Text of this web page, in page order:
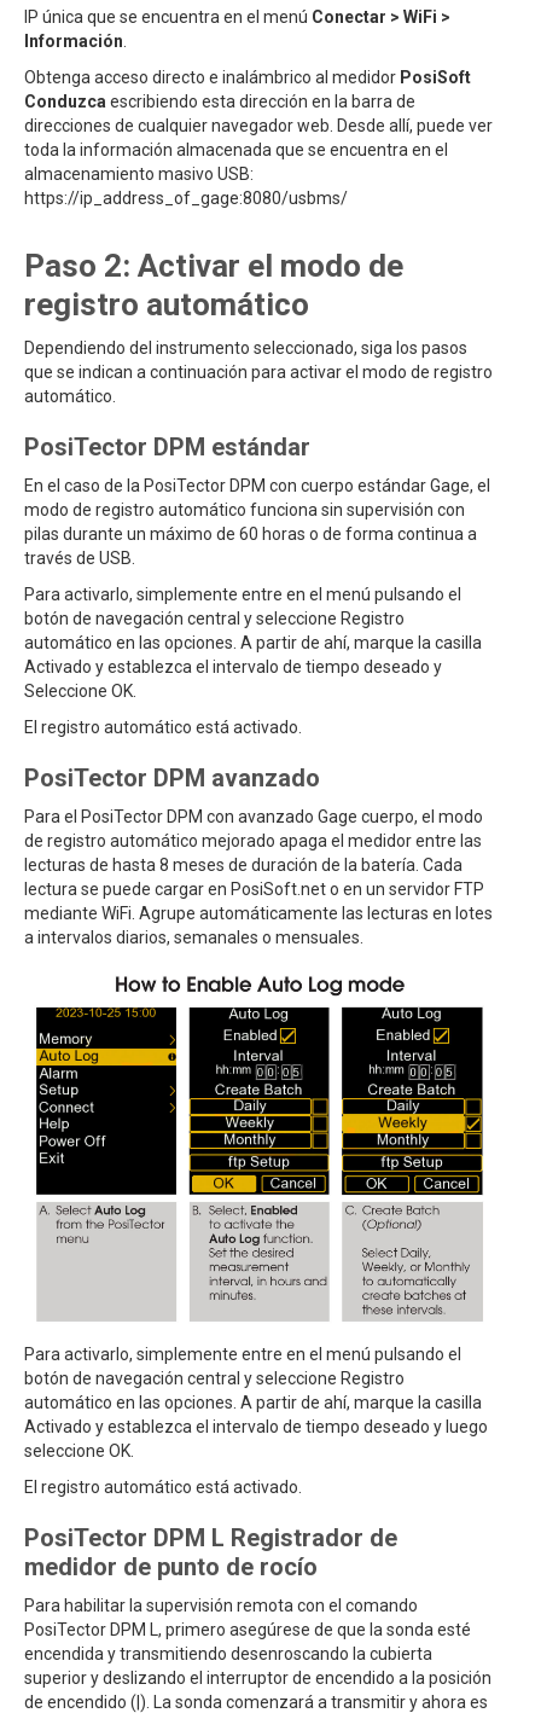
IP única que se encuentra en el menú Conectar > WiFi >
Información
Obtenga acceso directo e inalámbrico al medidor PosiSoft
Conduzca escribiendo esta dirección en la barra de
direcciones de cualquier navegador web. Desde allí, puede ver
toda la información almacenada que se encuentra en el
almacenamiento masivo USB:
https://ip_address_of_gage:8080/usbms/
Paso 2: Activar el modo de
registro automático
Dependiendo del instrumento seleccionado, siga los pasos
que se indican a continuación para activar el modo de registro
automático.
PosiTector DPM estándar
En el caso de la PosiTector DPM con cuerpo estándar Gage, el
modo de registro automático funciona sin supervisión con
pilas durante un máximo de 60 horas o de forma continua a
través de USB.
Para activarlo, simplemente entre en el menú pulsando el
botón de navegación central y seleccione Registro
automático en las opciones. A partir de ahí, marque la casilla
Activado y establezca el intervalo de tiempo deseado y
Seleccione OK.
El registro automático está activado.
PosiTector DPM avanzado
Para el PosiTector DPM con avanzado Gage cuerpo, el modo
de registro automático mejorado apaga el medidor entre las
lecturas de hasta 8 meses de duración de la batería. Cada
lectura se puede cargar en PosiSoft.net o en un servidor FTP
mediante WiFi. Agrupe automáticamente las lecturas en lotes
a intervalos diarios, semanales o mensuales.
Para activarlo, simplemente entre en el menú pulsando el
botón de navegación central y seleccione Registro
automático en las opciones. A partir de ahí, marque la casilla
Activado y establezca el intervalo de tiempo deseado y luego
seleccione OK.
El registro automático está activado.
PosiTector DPM L Registrador de
medidor de punto de rocío
Para habilitar la supervisión remota con el comando
PosiTector DPM L, primero asegúrese de que la sonda esté
encendida y transmitiendo desenroscando la cubierta
superior y deslizando el interruptor de encendido a la posición
de encendido (|). La sonda comenzará a transmitir y ahora es